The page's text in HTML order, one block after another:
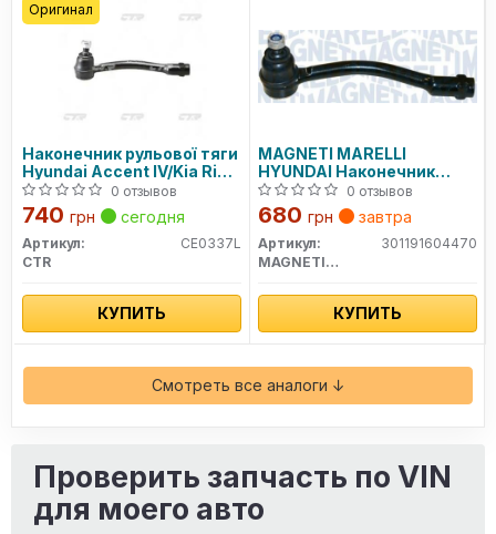
Наконечник рульової тяги
Hyundai Accent IV/Kia Rio
III 10- Л. (CEKH-46L)
0 отзывов
740 грн сегодня
Артикул:
CE0337L
CTR
КУПИТЬ
Оригинал
MAGNETI MARELLI
HYUNDAI Наконечник
рулевой левый Solaris,Kia
Rio III
0 отзывов
680 грн завтра
Артикул:
301191604470
MAGNETI MARELLI
КУПИТЬ
Смотреть все аналоги ↓
Проверить запчасть по VIN
для моего авто